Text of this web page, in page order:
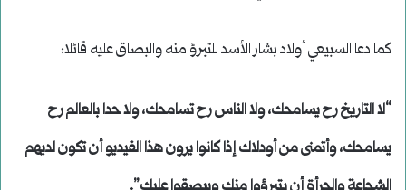
كما دعا السبيعي أولاد بشار الأسد للتبرؤ منه والبصاق عليه قائلا:
“لا التاريخ رح يسامحك، ولا الناس رح تسامحك، ولا حدا بالعالم رح
يسامحك، وأتمنى من أودلاك إذا كانوا يرون هذا الفيديو أن تكون لديهم